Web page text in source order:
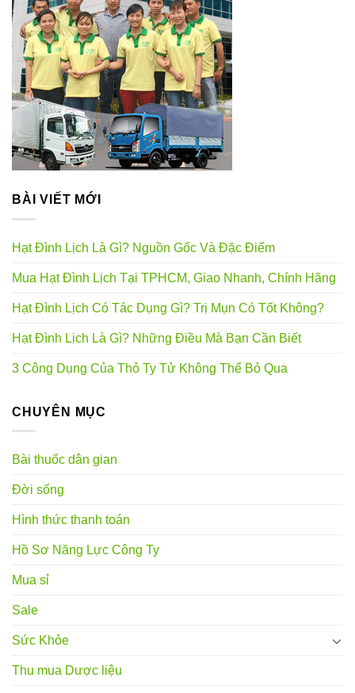
BÀI VIẾT MỚI
Hạt Đình Lịch Là Gì? Nguồn Gốc Và Đặc Điểm
Mua Hạt Đình Lịch Tại TPHCM, Giao Nhanh, Chính Hãng
Hạt Đình Lịch Có Tác Dụng Gì? Trị Mụn Có Tốt Không?
Hạt Đình Lịch Là Gì? Những Điều Mà Bạn Cần Biết
3 Công Dụng Của Thỏ Ty Tử Không Thể Bỏ Qua
CHUYÊN MỤC
Bài thuốc dân gian
Đời sống
Hình thức thanh toán
Hồ Sơ Năng Lực Công Ty
Mua sỉ
Sale
Sức Khỏe
Thu mua Dược liệu